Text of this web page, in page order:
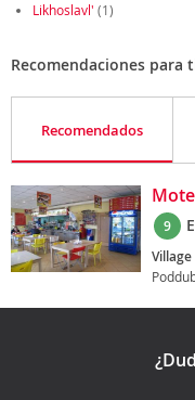
Likhoslavl' (1)
Recomendaciones
Recomendados
9